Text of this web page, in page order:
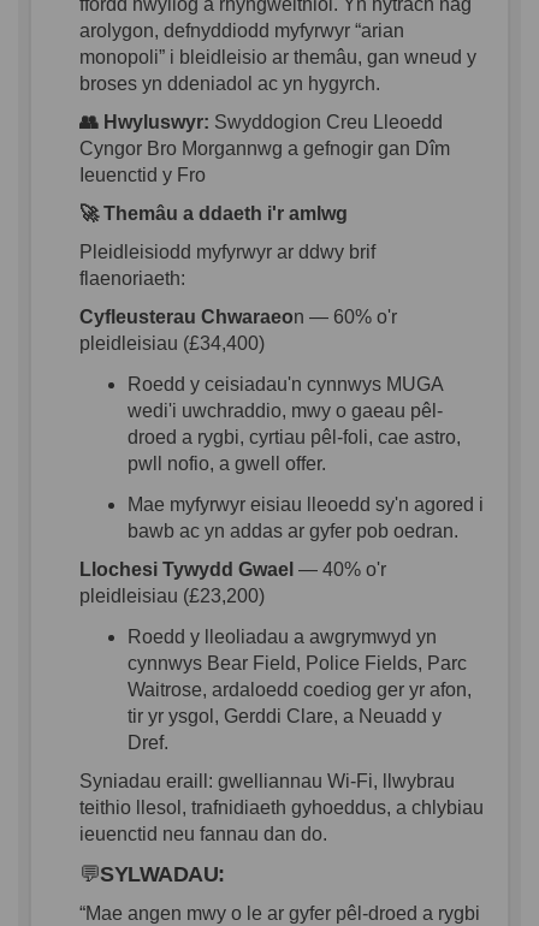
ffordd hwyliog a rhyngweithiol . Yn hytrach nag
arolygon, defnyddiodd myfyrwyr “arian
monopoli” i bleidleisio ar themâu, gan wneud y
broses yn ddeniadol ac yn hygyrch.
👥 Hwyluswyr: Swyddogion Creu Lleoedd
Cyngor Bro Morgannwg a gefnogir gan Dîm
Ieuenctid y Fro
🚀 Themâu a ddaeth i'r amlwg
Pleidleisiodd myfyrwyr ar ddwy brif
flaenoriaeth:
Cyfleusterau Chwaraeon — 60% o'r
pleidleisiau (£34,400)
Roedd y ceisiadau'n cynnwys MUGA
wedi'i uwchraddio, mwy o gaeau pêl-
droed a rygbi, cyrtiau pêl-foli, cae astro,
pwll
nofio, a gwell
offer.
Mae myfyrwyr eisiau lleoedd sy'n agored i
bawb ac yn addas ar gyfer pob oedran.
Llochesi Tywydd Gwael — 40% o'r
pleidleisiau (£23,200)
Roedd y lleoliadau a awgrymwyd yn
cynnwys Bear Field, Police Fields, Parc
Waitrose, ardaloedd coediog ger yr afon,
tir yr ysgol , Gerddi Clare, a Neuadd y
Dref.
Syniadau eraill : gwelliannau Wi-Fi,
llwybrau
teithio
llesol , trafnidiaeth gyhoeddus, a chlybiau
ieuenctid neu fannau dan do.
💬SYLWADAU:
“Mae angen mwy o le ar gyfer pêl-droed a rygbi